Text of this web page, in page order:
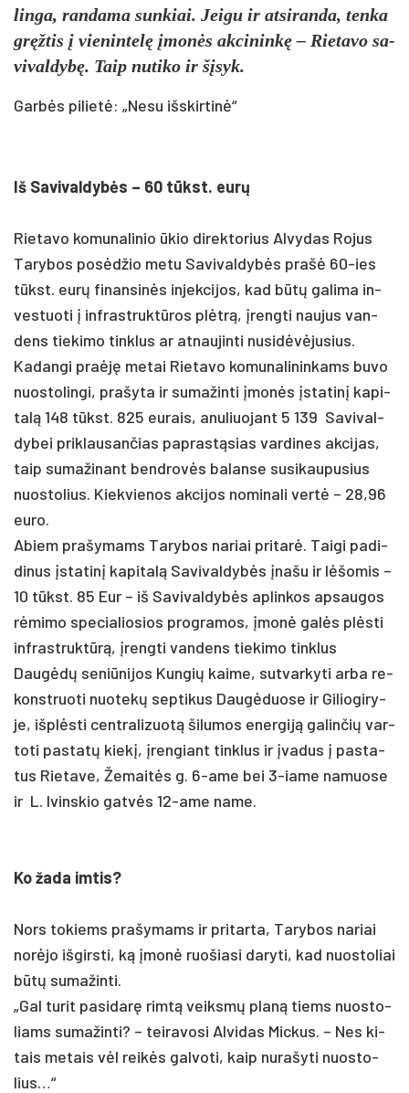
lin­ga, ran­da­ma sun­kiai. Jei­gu ir at­si­ran­da, ten­ka
gręžtis į vie­nin­telę įmonės ak­ci­ninkę – Rie­ta­vo sa­
vi­val­dybę. Taip nu­ti­ko ir šįsyk.
Garbės pilietė: „Nesu išskirtinė“
Iš Sa­vi­val­dybės – 60 tūkst. eurų
Rie­ta­vo ko­mu­na­li­nio ūkio di­rek­to­rius Al­vy­das Ro­jus
Ta­ry­bos po­sėdžio me­tu Sa­vi­val­dybės pra­šė 60-ies
tūkst. eurų fi­nan­sinės in­jek­ci­jos, kad būtų ga­li­ma in­
ves­tuo­ti į inf­rast­ruktū­ros plėtrą, įreng­ti nau­jus van­
dens tie­ki­mo tink­lus ar at­nau­jin­ti nu­si­dėvėju­sius.
Ka­dan­gi pra­ėję me­tai Rie­ta­vo ko­mu­na­li­nin­kams bu­vo
nuo­sto­lin­gi, pra­šy­ta ir su­ma­žin­ti įmonės įsta­tinį ka­pi­
talą 148 tūkst. 825 eu­rais, anu­liuo­jant 5 139 Sa­vi­val­
dy­bei pri­klau­san­čias pa­prastą­sias var­di­nes ak­ci­jas,
taip su­ma­ži­nant bend­rovės ba­lan­se su­si­kau­pu­sius
nuo­sto­lius. Kiek­vie­nos ak­ci­jos no­mi­na­li vertė – 28,96
eu­ro.
Abiem pra­šy­mams Ta­ry­bos na­riai pri­tarė. Tai­gi pa­di­
di­nus įsta­tinį ka­pi­talą Sa­vi­val­dybės įna­šu ir lėšo­mis –
10 tūkst. 85 Eur – iš Sa­vi­val­dybės ap­lin­kos ap­sau­gos
rėmi­mo spe­cia­lio­sios pro­gra­mos, įmonė galės plėsti
inf­rast­ruktūrą, įreng­ti van­dens tie­ki­mo tink­lus
Daugėdų se­niū­ni­jos Kun­gių kai­me, su­tvar­ky­ti ar­ba re­
konst­ruo­ti nuo­tekų sep­ti­kus Daugė­duo­se ir Gi­lio­gi­ry­
je, išplės­ti cent­ra­li­zuotą ši­lu­mos ener­giją ga­lin­čių var­
to­ti pa­statų kiekį, įren­giant tink­lus ir įva­dus į pa­sta­
tus Rie­ta­ve, Že­maitės g. 6-ame bei 3-ia­me na­muo­se
ir L. Ivins­kio gatvės 12-ame na­me.
Ko ža­da im­tis?
Nors to­kiems pra­šy­mams ir pri­tar­ta, Ta­ry­bos na­riai
norė­jo iš­girs­ti, ką įmonė ruo­šia­si da­ry­ti, kad nuo­sto­liai
būtų su­ma­žin­ti.
„Gal tu­rit pa­si­darę rimtą veiksmų planą tiems nuo­sto­
liams su­ma­žin­ti? – tei­ra­vo­si Al­vi­das Mic­kus. – Nes ki­
tais me­tais vėl reikės gal­vo­ti, kaip nu­ra­šy­ti nuo­sto­
lius…“